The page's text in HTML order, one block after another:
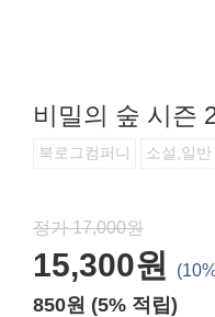
비밀의 숲 시즌
북로그컴퍼니 소설,일반
정가 17,000원
15,300원
850원 (5% 적립)